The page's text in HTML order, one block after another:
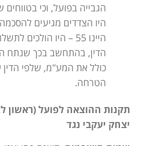
היינו 55 – היו
הדין, בהתחשב בכך שנתח
כולל את המע"מ, שלפי
הטרחה.
יצחק יעקבי נגד